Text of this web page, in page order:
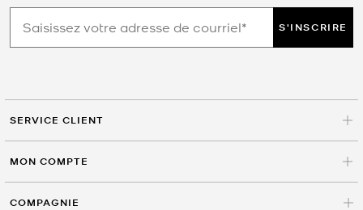
S'INSCRIRE
SERVICE CLIENT
MON COMPTE
COMPAGNIE